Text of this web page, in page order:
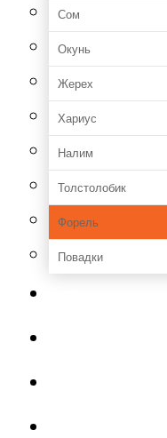
Сом
Окунь
Жерех
Хариус
Налим
Толстолобик
Форель
Повадки